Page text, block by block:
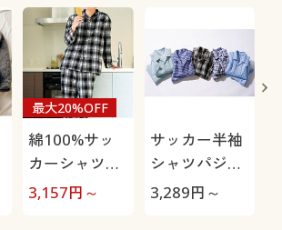
対策)
綿100%サッ
カーシャツパ
ジャマ(男女兼
最大20%OFF
3,157円～
サッカー半袖
シャツパジャ
マ(男女兼用)
3,289円～